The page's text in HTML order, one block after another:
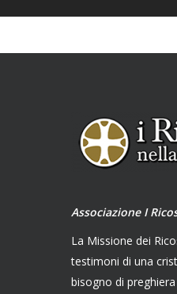
Associazione I
La Missione dei
testimoni di una
bisogno di